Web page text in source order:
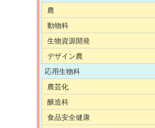
農
動物科
生物資源開発
デザイン農
応用生物科
農芸化
醸造科
食品安全健康